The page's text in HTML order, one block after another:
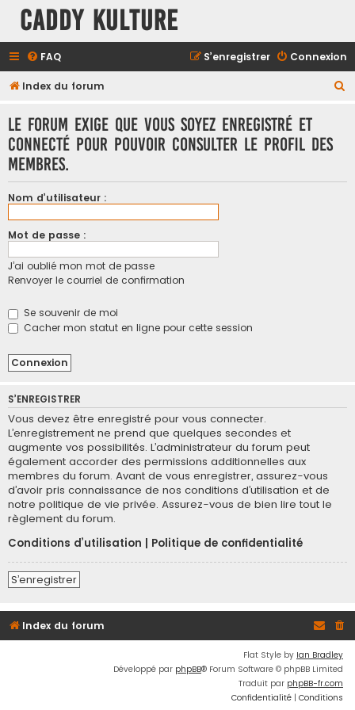
Caddy Kulture
FAQ Connexion
S’enregistrer
Index du forum
Le forum exige que vous soyez enregistré et
connecté pour pouvoir consulter le profil des
membres.
Nom d’utilisateur :
Mot de passe :
J’ai oublié mon mot de passe
Renvoyer le courriel de confirmation
Se souvenir de moi
Cacher mon statut en ligne pour cette session
S’ENREGISTRER
Vous devez être enregistré pour vous connecter.
L’enregistrement ne prend que quelques secondes et
augmente vos possibilités. L’administrateur du forum peut
également accorder des permissions additionnelles aux
membres du forum. Avant de vous enregistrer, assurez-vous
d’avoir pris connaissance de nos conditions d’utilisation et de
notre politique de vie privée. Assurez-vous de bien lire tout le
règlement du forum.
Conditions d’utilisation
Politique de confidentialité
S’enregistrer
Index du forum
Flat Style by Ian Bradley
Développé par phpBB® Forum Software © phpBB Limited
Traduit par phpBB-fr.com
Confidentialité | Conditions